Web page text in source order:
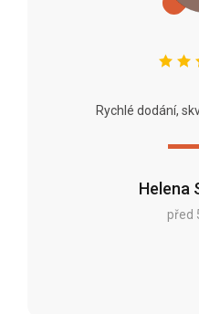
Helena
před
Rychlé dodání,